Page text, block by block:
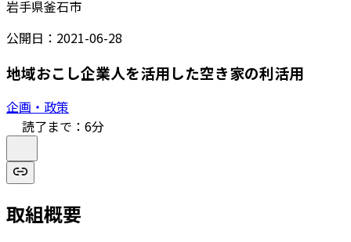
岩手県釜石市
公開日： 2021-06-28
地域おこし企業人を活用した空き家の利活用
企画・政策
読了まで： 6分
取組概要